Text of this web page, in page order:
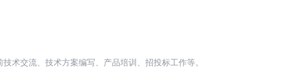
术交流、技术方案编写、产品培训、招投标工作等。